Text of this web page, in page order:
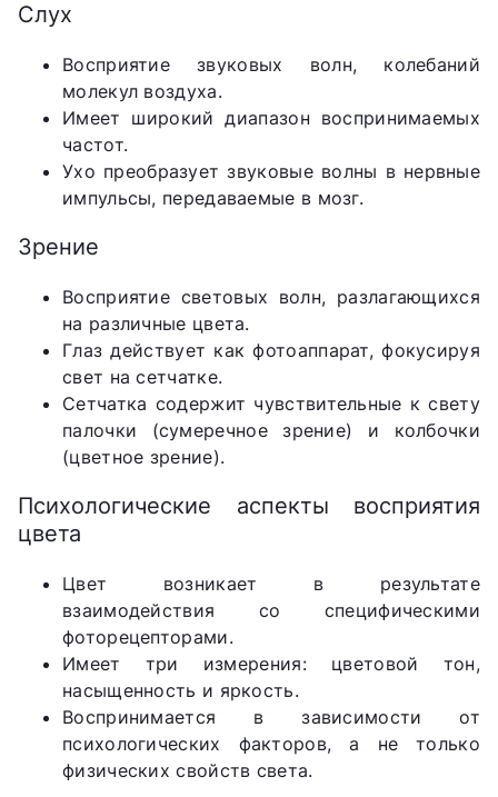
Слух
Восприятие звуковых волн, колебаний
молекул воздуха.
Имеет широкий диапазон воспринимаемых
частот.
Ухо преобразует звуковые волны в нервные
импульсы, передаваемые в мозг.
Зрение
Восприятие световых волн, разлагающихся
на различные цвета.
Глаз действует как фотоаппарат, фокусируя
свет на сетчатке.
Сетчатка содержит чувствительные к свету
палочки (сумеречное зрение) и колбочки
(цветное зрение).
Психологические аспекты восприятия
цвета
Цвет возникает в результате
взаимодействия со специфическими
фоторецепторами.
Имеет три измерения: цветовой тон,
насыщенность и яркость.
Воспринимается в зависимости от
психологических факторов, а не только
физических свойств света.